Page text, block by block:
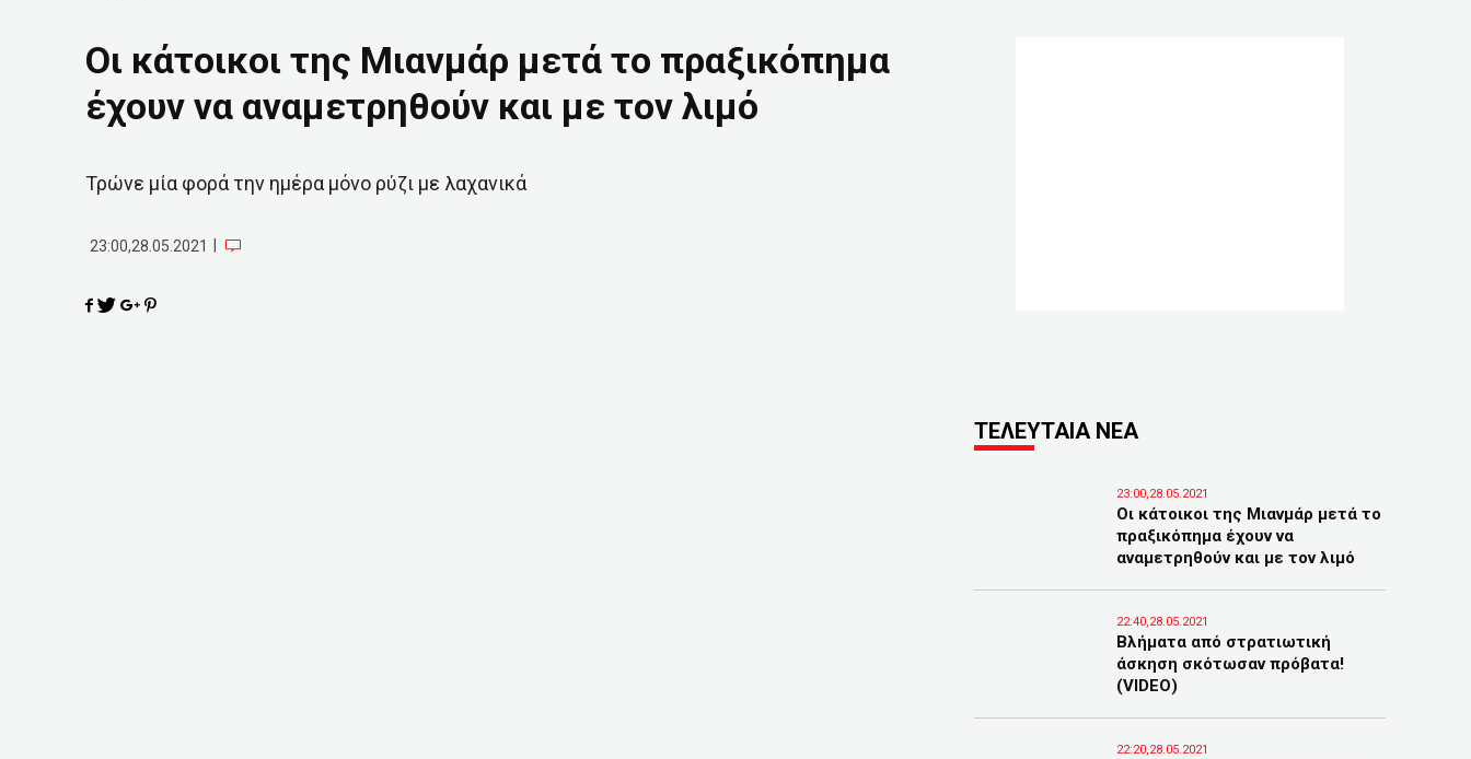
Οι κάτοικοι της Μιανμάρ μετά το πραξικόπημα
έχουν να αναμετρηθούν και με τον λιμό
Τρώνε μία φορά την ημέρα μόνο ρύζι με λαχανικά
23:00,28.05.2021
ΤΕΛΕΥΤΑΙΑ ΝΕΑ
23:00,28.05.2021
Οι κάτοικοι της Μιανμάρ μετά το
πραξικόπημα έχουν να
αναμετρηθούν και με τον λιμό
22:40,28.05.2021
Βλήματα από στρατιωτική
άσκηση σκότωσαν πρόβατα!
(VIDEO)
22:20,28.05.2021